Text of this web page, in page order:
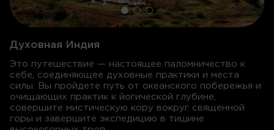
Духовная Индия
Это путешествие — настоящее паломничество к
себе, соединяющее духовные практики и места
силы . Вы пройдете путь от океанского побережья и
очищающих практик к йогической глубине,
совершите мистическую кору вокруг священной
горы и завершите экспедицию в тишине